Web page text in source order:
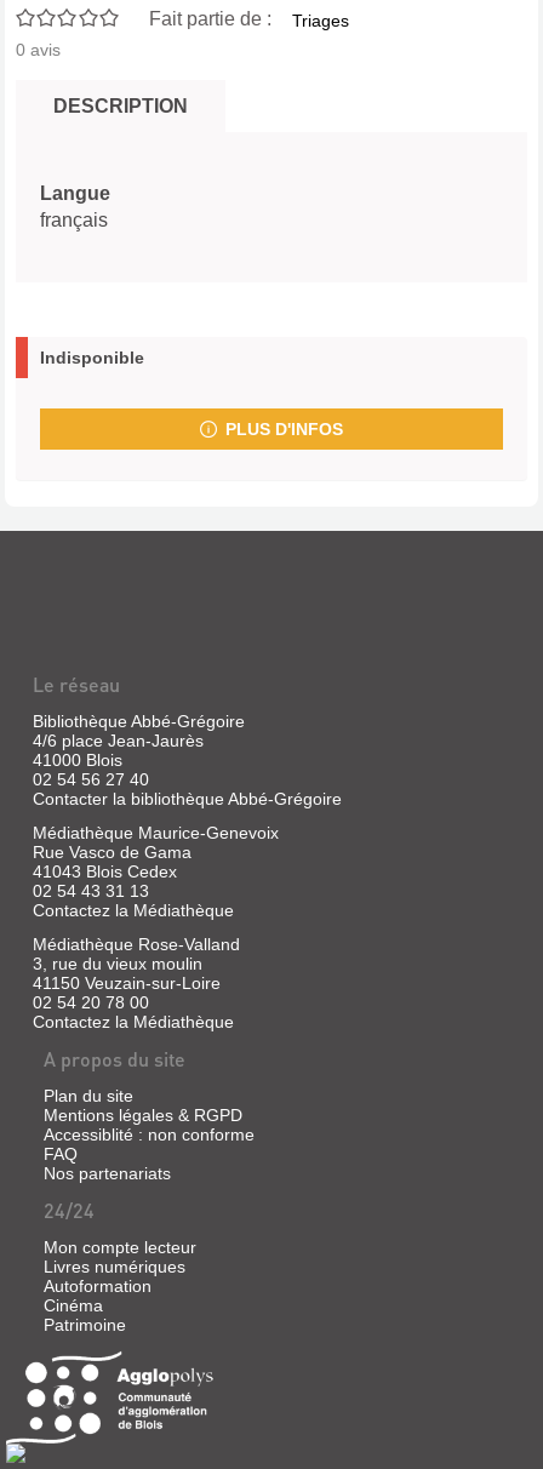
de
recherche
résultats
de
recherche
résultats
de
0/5
0 avis
Fait partie de :
Triages
DESCRIPTION
Langue
français
Indisponible
PLUS D'INFOS
Le réseau
Bibliothèque Abbé-Grégoire
4/6 place Jean-Jaurès
41000 Blois
02 54 56 27 40
Contacter la bibliothèque Abbé-Grégoire
Médiathèque Maurice-Genevoix
Rue Vasco de Gama
41043 Blois Cedex
02 54 43 31 13
Contactez la Médiathèque
Médiathèque Rose-Valland
3, rue du vieux moulin
41150 Veuzain-sur-Loire
02 54 20 78 00
Contactez la Médiathèque
A propos du site
Plan du site
Mentions légales & RGPD
Accessiblité : non conforme
FAQ
Nos partenariats
24/24
Mon compte lecteur
Livres numériques
Autoformation
Cinéma
Patrimoine